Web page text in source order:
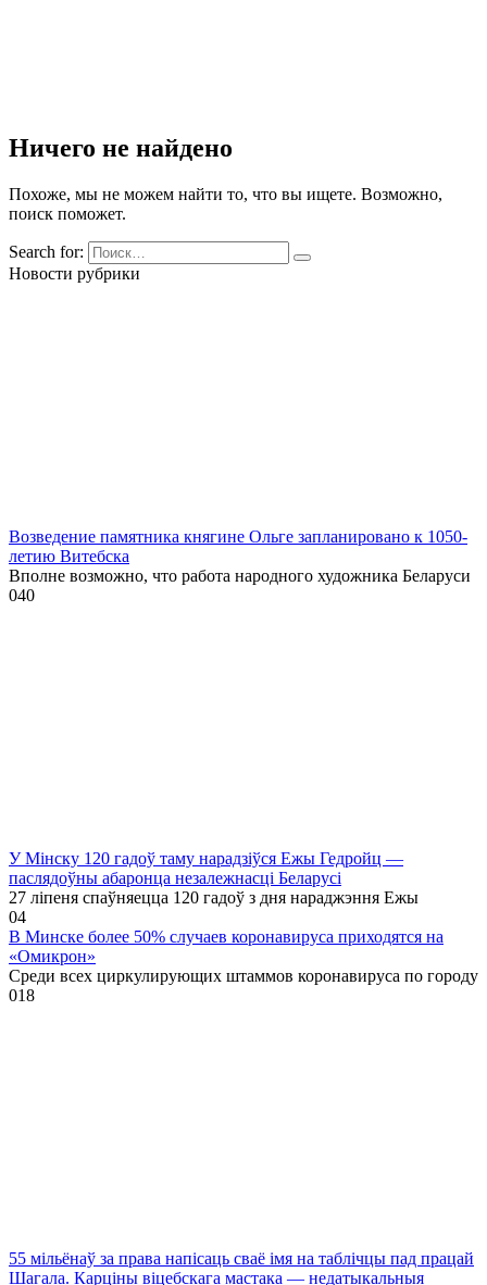
Ничего не найдено
Похоже, мы не можем найти то, что вы ищете. Возможно,
поиск поможет.
Search for:
Новости рубрики
Возведение памятника княгине Ольге запланировано к 1050-
летию Витебска
Вполне возможно, что работа народного художника Беларуси
040
У Мінску 120 гадоў таму нарадзіўся Ежы Гедройц —
паслядоўны абаронца незалежнасці Беларусі
27 ліпеня спаўняецца 120 гадоў з дня нараджэння Ежы
04
В Минске более 50% случаев коронавируса приходятся на
«Омикрон»
Среди всех циркулирующих штаммов коронавируса по городу
018
55 мільёнаў за права напісаць сваё імя на таблічцы пад працай
Шагала. Карціны віцебскага мастака — недатыкальныя